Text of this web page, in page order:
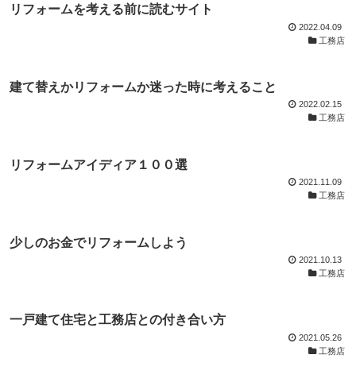
リフォームを考える前に読むサイト
2022.04.09
工務店
建て替えかリフォームか迷った時に考えること
2022.02.15
工務店
リフォームアイディア１００選
2021.11.09
工務店
少しのお金でリフォームしよう
2021.10.13
工務店
一戸建て住宅と工務店との付き合い方
2021.05.26
工務店